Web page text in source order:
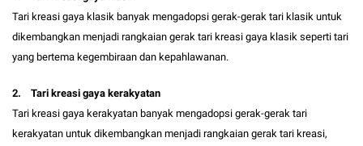
Tari kreasi gaya klasik banyak mengadopsi gerak-gerak tari klasik untuk
dikembangkan menjadi rangkaian gerak tari kreasi gaya klasik seperti tari
yang bertema kegembiraan dan kepahlawanan.
2. Tari kreasi gaya kerakyatan
Tari kreasi gaya kerakyatan banyak mengadopsi gerak-gerak tari
kerakyatan untuk dikembangkan menjadi rangkaian gerak tari kreasi,